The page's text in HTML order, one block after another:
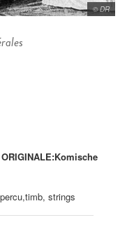
© DR
Komische
strings